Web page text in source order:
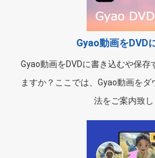
Gyao動画をDVD
Gyao動画をDVDに書き込むや保存
ますか？ここでは、Gyao動画を
法をご案内致し